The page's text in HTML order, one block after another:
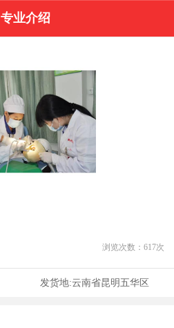
专业介绍
浏览次数： 617次
发货地:云南省昆明五华区